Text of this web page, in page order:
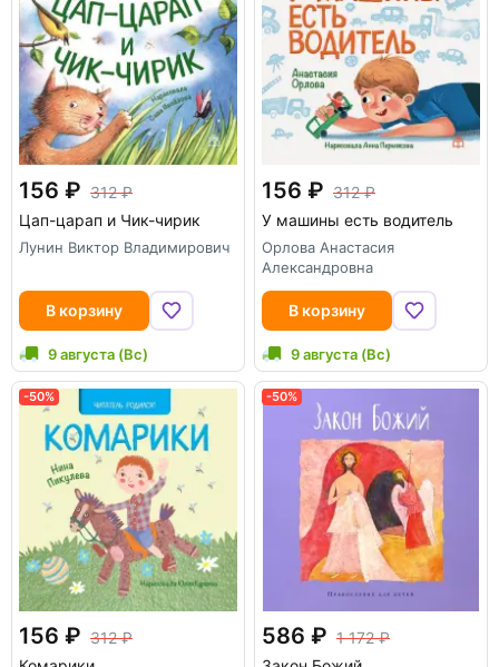
156
312
Цап-царап и Чик-чирик
Лунин Виктор Владимирович
В корзину
9 августа (Вс)
156
312
У машины есть водитель
Орлова Анастасия
Александровна
В корзину
9 августа (Вс)
-50%
156
312
-50%
586
1 172